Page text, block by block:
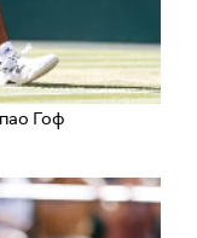
Гоф